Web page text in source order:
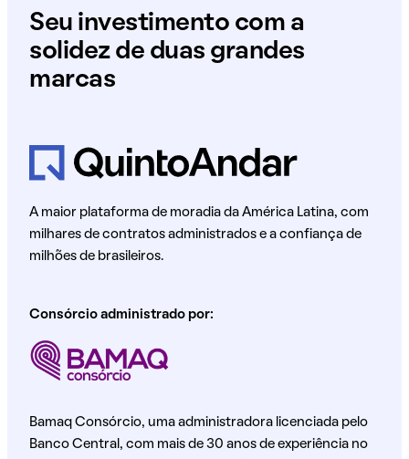
Seu investimento com a
solidez de duas grandes
marcas
A maior plataforma de moradia da América Latina, com
milhares de contratos administrados e a confiança de
milhões de brasileiros.
Consórcio administrado por:
Bamaq Consórcio, uma administradora licenciada pelo
Banco Central, com mais de 30 anos de experiência no